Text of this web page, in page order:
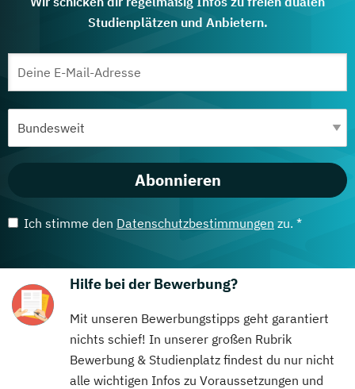
Studienplätzen und Anbietern.
Abonnieren
Ich stimme den Datenschutzbestimmungen zu. *
Hilfe bei der Bewerbung?
Mit unseren Bewerbungstipps geht garantiert
nichts schief! In unserer großen Rubrik
Bewerbung & Studienplatz findest du nur nicht
alle wichtigen Infos zu Voraussetzungen und